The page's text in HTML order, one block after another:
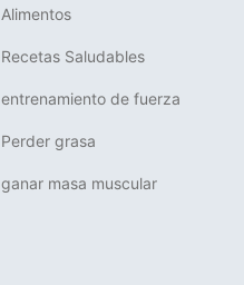
Alimentos
Recetas Saludables
entrenamiento de fuerza
Perder grasa
ganar masa muscular